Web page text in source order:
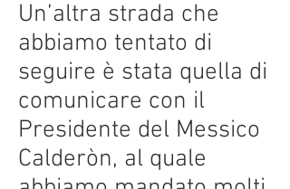
Un’altra strada che
abbiamo tentato di
seguire è stata quella di
comunicare con il
Presidente del Messico
Calderòn, al quale